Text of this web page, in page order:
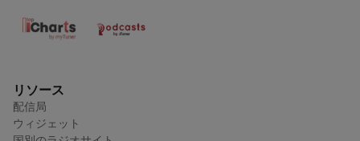
リソース
配信局
ウィジェット